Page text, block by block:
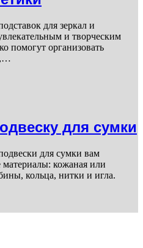
для зеркал и
и творческим
помогут организовать
для сумки
для сумки вам
кожаная или
кольца, нитки и игла.